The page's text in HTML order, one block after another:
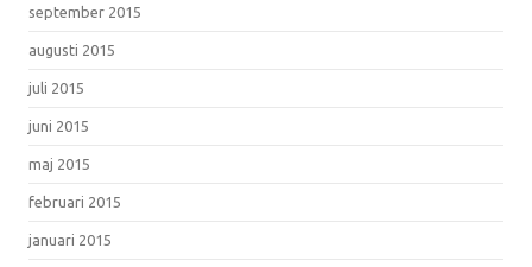
september 2015
augusti 2015
juli 2015
juni 2015
maj 2015
februari 2015
januari 2015